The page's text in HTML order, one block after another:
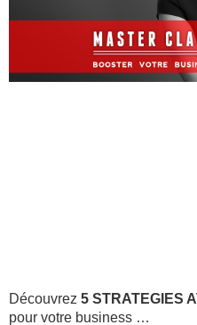
Découvrez 5 STRATEGIES
pour votre business …